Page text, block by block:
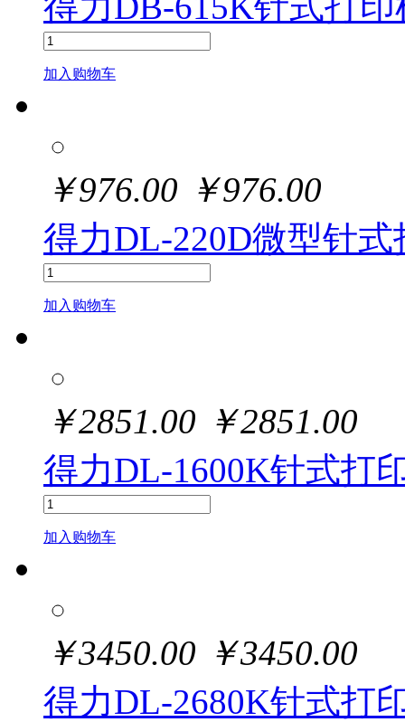
加入购物车
￥976.00 ￥976.00
得力DL-220D微型针
加入购物车
￥2851.00 ￥2851.00
得力DL-1600K针式打
加入购物车
￥3450.00 ￥3450.00
得力DL-2680K针式打